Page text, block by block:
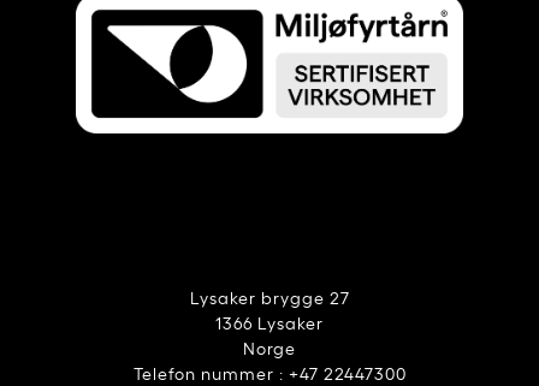
Lysaker brygge 27
1366 Lysaker
Norge
Telefon nummer : +47 22447300